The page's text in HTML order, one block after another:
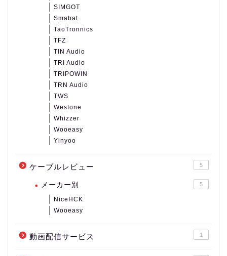
SIMGOT
Smabat
TaoTronnics
TFZ
TIN Audio
TRI Audio
TRIPOWIN
TRN Audio
TWS
Westone
Whizzer
Wooeasy
Yinyoo
ケーブルレビュー 5
メーカー別 5
NiceHCK
Wooeasy
動画配信サービス 1